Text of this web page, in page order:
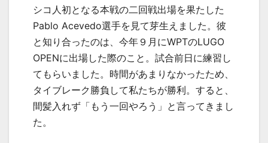
シコ人初となる本戦の二回戦出場を果たした
Pablo Acevedo選手を見て芽生えました。彼
と知り合ったのは、今年９月にWPTのLUGO
OPENに出場した際のこと。試合前日に練習し
てもらいました。時間があまりなかったため、
タイブレーク勝負して私たちが勝利。すると、
間髪入れず「もう一回やろう」と言ってきまし
た。